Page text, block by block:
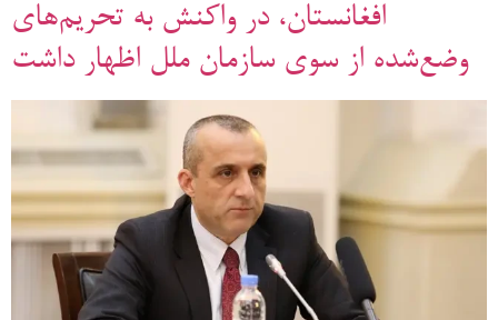
افغانستان، در واکنش به تحریم‌های
وضع‌شده از سوی سازمان ملل اظهار داشت